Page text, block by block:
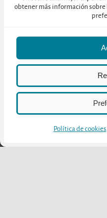
obtener más información sobre
Política de cookies
Julio 10, 2026